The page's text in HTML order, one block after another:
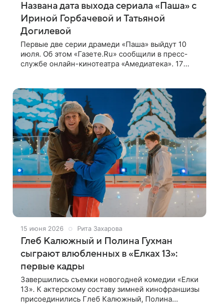
Названа дата выхода сериала «Паша» с
Ириной Горбачевой и Татьяной
Догилевой
Первые две серии драмеди «Паша» выйдут 10
июля. Об этом «Газете.Ru» сообщили в пресс-
службе онлайн-кинотеатра «Амедиатека». 17
15 июня 2026 Рита Захарова
Глеб Калюжный и Полина Гухман
сыграют влюбленных в «Елках 13»:
первые кадры
Завершились съемки новогодней комедии «Елки
13». К актерскому составу зимней кинофраншизы
присоединились Глеб Калюжный, Полина